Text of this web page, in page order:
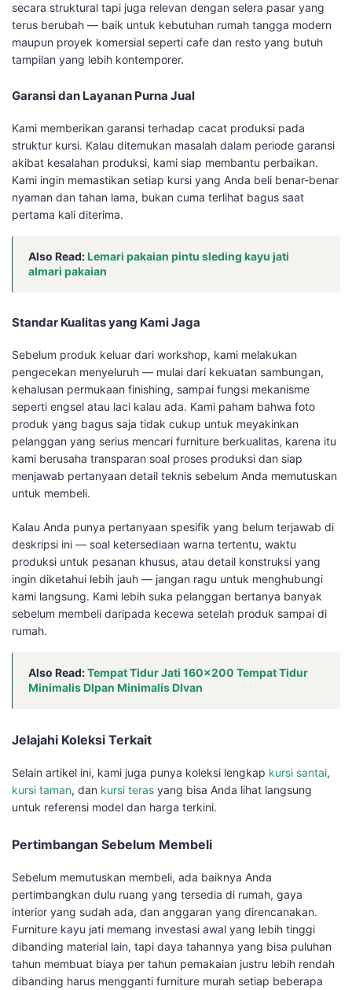
secara struktural tapi juga relevan dengan selera pasar yang
terus berubah — baik untuk kebutuhan rumah tangga modern
maupun proyek komersial seperti cafe dan resto yang butuh
tampilan yang lebih kontemporer.
Garansi dan Layanan Purna Jual
Kami memberikan garansi terhadap cacat produksi pada
struktur kursi. Kalau ditemukan masalah dalam periode garansi
akibat kesalahan produksi, kami siap membantu perbaikan.
Kami ingin memastikan setiap kursi yang Anda beli benar-benar
nyaman dan tahan lama, bukan cuma terlihat bagus saat
pertama kali diterima.
Also Read:Lemari pakaian pintu sleding kayu jati
almari pakaian
Standar Kualitas yang Kami Jaga
Sebelum produk keluar dari workshop, kami melakukan
pengecekan menyeluruh — mulai dari kekuatan sambungan,
kehalusan permukaan finishing, sampai fungsi mekanisme
seperti engsel atau laci kalau ada. Kami paham bahwa foto
produk yang bagus saja tidak cukup untuk meyakinkan
pelanggan yang serius mencari furniture berkualitas, karena itu
kami berusaha transparan soal proses produksi dan siap
menjawab pertanyaan detail teknis sebelum Anda memutuskan
untuk membeli.
Kalau Anda punya pertanyaan spesifik yang belum terjawab di
deskripsi ini — soal ketersediaan warna tertentu, waktu
produksi untuk pesanan khusus, atau detail konstruksi yang
ingin diketahui lebih jauh — jangan ragu untuk menghubungi
kami langsung. Kami lebih suka pelanggan bertanya banyak
sebelum membeli daripada kecewa setelah produk sampai di
rumah.
Also Read:Tempat Tidur Jati 160×200 Tempat Tidur
Minimalis DIpan Minimalis DIvan
Jelajahi Koleksi Terkait
Selain artikel ini, kami juga punya koleksi lengkap kursi santai,
kursi taman, dan kursi teras yang bisa Anda lihat langsung
untuk referensi model dan harga terkini.
Pertimbangan Sebelum Membeli
Sebelum memutuskan membeli, ada baiknya Anda
pertimbangkan dulu ruang yang tersedia di rumah, gaya
interior yang sudah ada, dan anggaran yang direncanakan.
Furniture kayu jati memang investasi awal yang lebih tinggi
dibanding material lain, tapi daya tahannya yang bisa puluhan
tahun membuat biaya per tahun pemakaian justru lebih rendah
dibanding harus mengganti furniture murah setiap beberapa